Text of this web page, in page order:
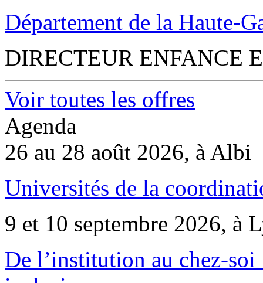
Département de la Haute-
DIRECTEUR ENFANCE
Voir toutes les offres
Agenda
26 au 28 août 2026, à Albi
Universités de la
9 et 10 septembre 2026, à
De l’institution au chez-